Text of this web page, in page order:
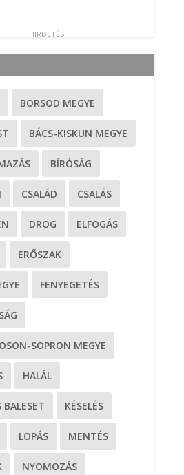
BORSOD MEGYE
BÁCS-KISKUN MEGYE
BÍRÓSÁG
CSALÁD CSALÁS
DROG ELFOGÁS
ERŐSZAK
FENYEGETÉS
SOPRON MEGYE
HALÁL
BALESET KÉSELÉS
LOPÁS MENTÉS
NYOMOZÁS